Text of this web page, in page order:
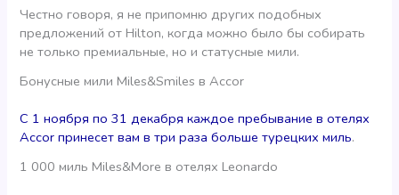
Честно говоря, я не припомню других подобных
предложений от Hilton, когда можно было бы собирать
не только премиальные, но и статусные мили.
Бонусные мили Miles&Smiles в Accor
С 1 ноября по 31 декабря каждое пребывание в отелях
Accor принесет вам в три раза больше турецких миль.
1 000 миль Miles&More в отелях Leonardo